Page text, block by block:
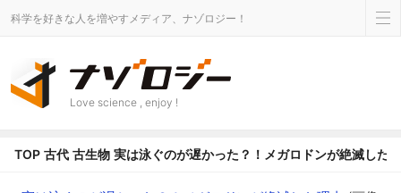
科学を好きな人を増やすメディア、ナゾロジー！
Love science , enjoy !
TOP 古代 古生物 実は泳ぐのが遅かった？！メガロドンが絶滅した